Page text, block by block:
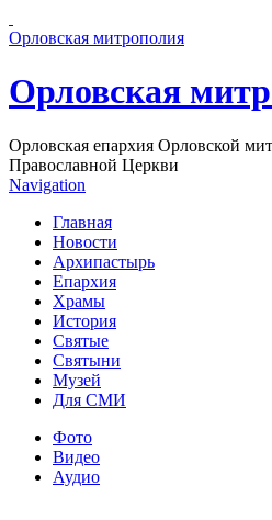
Орловская митрополия
Орловская
Орловская епархия Орловской
Православной Церкви
Navigation
Главная
Новости
Архипастырь
Епархия
Храмы
История
Святые
Святыни
Музей
Для СМИ
Фото
Видео
Аудио